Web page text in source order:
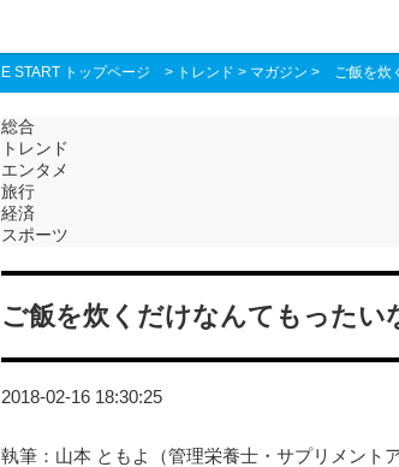
E START トップページ > トレンド > マガジン > ご飯を炊
総合
トレンド
エンタメ
旅行
経済
スポーツ
ご飯を炊くだけなんてもった
2018-02-16 18:30:25
執筆：山本 ともよ（管理栄養士・サプリメント